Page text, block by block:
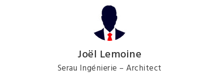
Joël Lemoine
Serau Ingénierie – Architect